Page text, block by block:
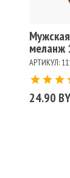
меланж
АРТИКУЛ:
24.90